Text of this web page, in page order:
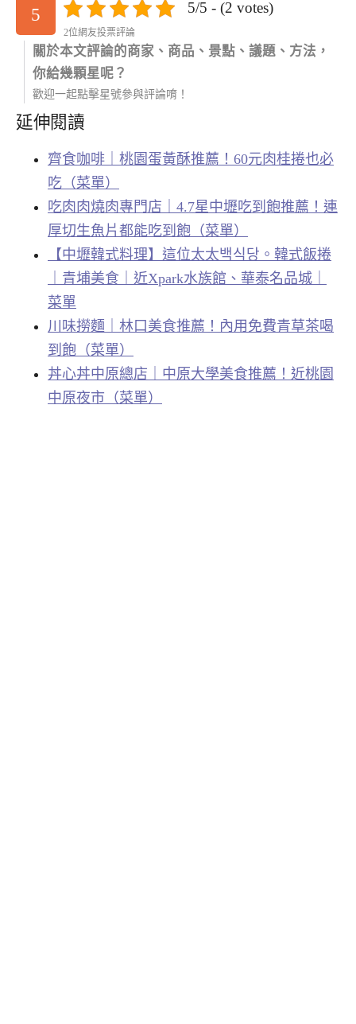
5 5/5 - (2 votes)
2位網友投票評論
關於本文評論的商家、商品、景點、議題、方法，
你給幾顆星呢？
歡迎一起點擊星號參與評論唷！
延伸閱讀
齊食咖啡｜桃園蛋黃酥推薦！60元肉桂捲也必
吃（菜單）
吃肉肉燒肉專門店｜4.7星中壢吃到飽推薦！連
厚切生魚片都能吃到飽（菜單）
【中壢韓式料理】這位太太백식당。韓式飯捲
｜青埔美食｜近Xpark水族館、華泰名品城｜
菜單
川味撈麵｜林口美食推薦！內用免費青草茶喝
到飽（菜單）
丼心丼中原總店｜中原大學美食推薦！近桃園
中原夜市（菜單）